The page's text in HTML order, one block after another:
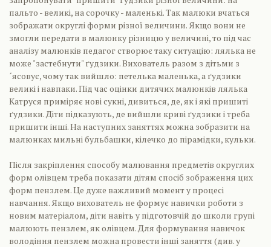
пальто - великі, на сорочку - маленькі. Так малюки вчаться
зображати округлі форми різної величини. Якщо вони не
змогли передати в малюнку різницю у величині, то під час
аналізу малюнків педагог створює таку ситуацію: лялька не
може "застебнути" ґудзики. Вихователь разом з дітьми з
´ясовує, чому так вийшло: петелька маленька, а ґудзики
великі і навпаки. Під час оцінки дитячих малюнків лялька
Катруся приміряє нові сукні, дивиться, де, як і які пришиті
ґудзики. Діти підказують, де вийшли криві ґудзики і треба
пришити інші. На наступних заняттях можна зобразити на
малюнках мильні бульбашки, кілечко до пірамідки, кульки.
Після закріплення способу малювання предметів округлих
форм олівцем треба показати дітям спосіб зображення цих
форм пензлем. Це дуже важливий момент у процесі
навчання. Якщо вихователь не формує навички роботи з
новим матеріалом, діти навіть у підготовчій до школи групі
малюють пензлем, як олівцем. Для формування навичок
володіння пензлем можна провести інші заняття (див. у